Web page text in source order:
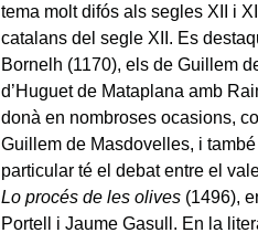
tema molt difós als segles XII i
catalans del segle XII. Es
Bornelh (1170), els de Guillem
d’Huguet de Mataplana amb
donà en nombroses ocasions,
Guillem de Masdovelles, i
particular té el debat entre el
Lo procés de les olives (1496),
Portell i Jaume Gasull. En la